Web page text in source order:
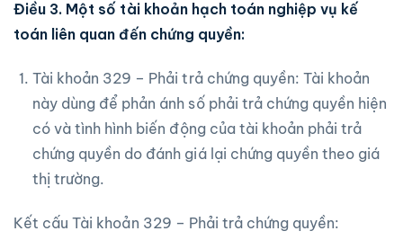
Điều 3. Một số tài khoản hạch toán nghiệp vụ kế
toán liên quan đến chứng quyền:
Tài khoản 329 – Phải trả chứng quyền: Tài khoản
này dùng để phản ánh số phải trả chứng quyền hiện
có và tình hình biến động của tài khoản phải trả
chứng quyền do đánh giá lại chứng quyền theo giá
thị trường.
Kết cấu Tài khoản 329 – Phải trả chứng quyền: